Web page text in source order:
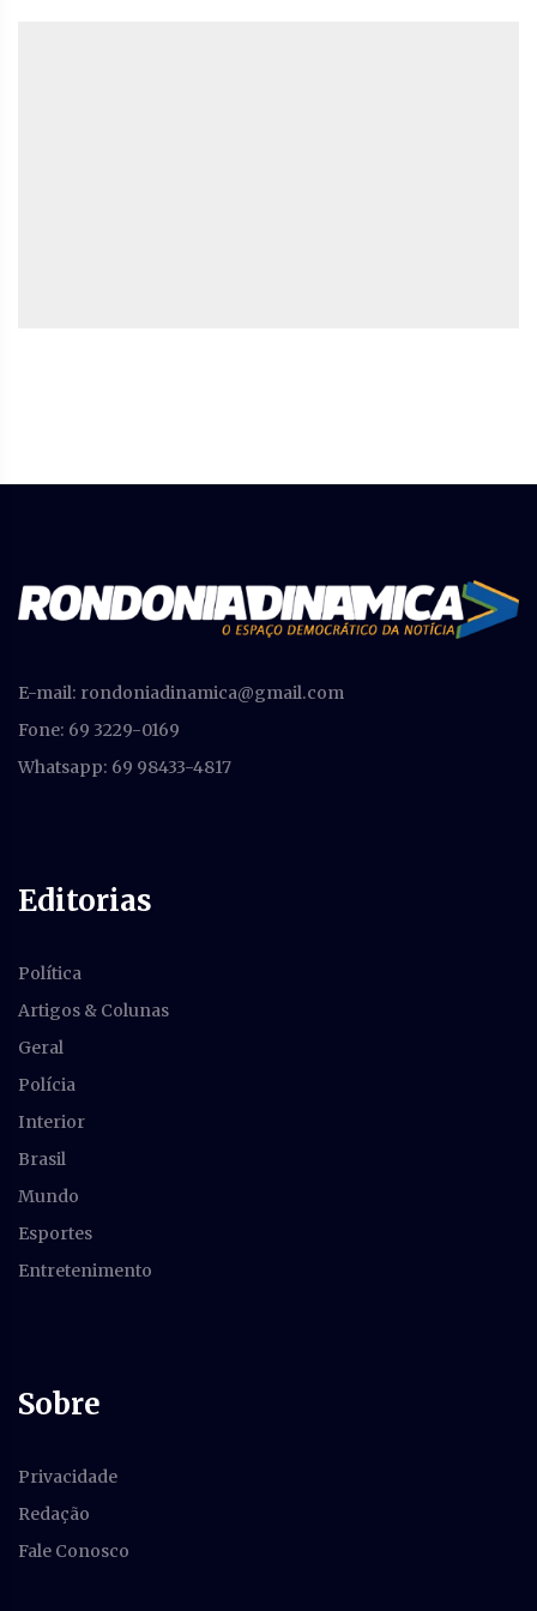
E-mail: rondoniadinamica@gmail.com
Fone: 69 3229-0169
Whatsapp: 69 98433-4817
Editorias
Política
Artigos & Colunas
Geral
Polícia
Interior
Brasil
Mundo
Esportes
Entretenimento
Sobre
Privacidade
Redação
Fale Conosco